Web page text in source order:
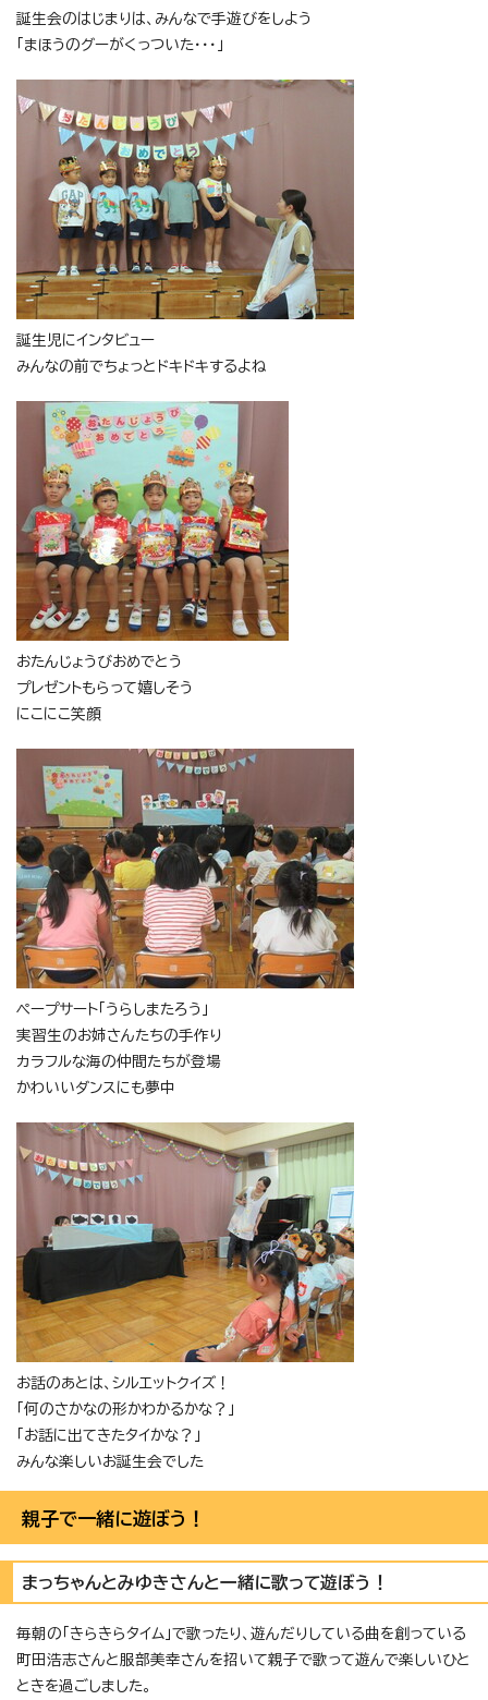
誕生会のはじまりは、みんなで手遊びをしよう
「まほうのグーがくっついた・・・」
誕生児にインタビュー
みんなの前でちょっとドキドキするよね
おたんじょうびおめでとう
プレゼントもらって嬉しそう
にこにこ笑顔
ペープサート「うらしまたろう」
実習生のお姉さんたちの手作り
カラフルな海の仲間たちが登場
かわいいダンスにも夢中
お話のあとは、シルエットクイズ！
「何のさかなの形かわかるかな？」
「お話に出てきたタイかな？」
みんな楽しいお誕生会でした
親子で一緒に遊ぼう！
まっちゃんとみゆきさんと一緒に歌って遊ぼう！
毎朝の「きらきらタイム」で歌ったり、遊んだりしている曲を創っている
町田浩志さんと服部美幸さんを招いて親子で歌って遊んで楽しいひと
ときを過ごしました。